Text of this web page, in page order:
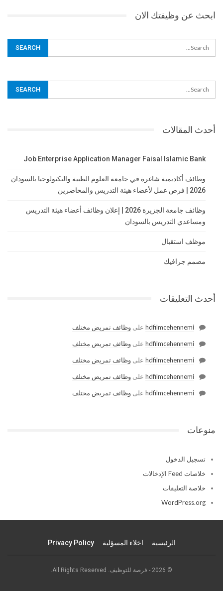
ابحث عن وظيفتك الان
أحدث المقالات
Job Enterprise Application Manager Faisal Islamic Bank
وظائف أكاديمية شاغرة في جامعة العلوم الطبية والتكنولوجيا بالسودان
2026 | فرص عمل لأعضاء هيئة التدريس والمحاضرين
وظائف جامعة الجزيرة 2026 | إعلان وظائف أعضاء هيئة التدريس
ومساعدي التدريس بالسودان
موظف استقبال
مصمم جرافيك
أحدث التعليقات
hdfilmcehennemi على وظائف تمريض مختلف
hdfilmcehennemi على وظائف تمريض مختلف
hdfilmcehennemi على وظائف تمريض مختلف
hdfilmcehennemi على وظائف تمريض مختلف
hdfilmcehennemi على وظائف تمريض مختلف
منوعات
تسجيل الدخول
خلاصات Feed الإدخالات
خلاصة التعليقات
WordPress.org
الرئيسية اخلاء المسؤلية Privacy Policy
© 2026 - فرصة للتوظيف. All Rights Reserved.